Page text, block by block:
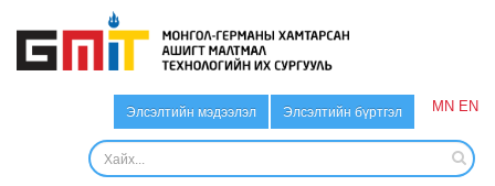
Элсэлтийн мэдээлэл Элсэлтийн бүртгэл MN EN